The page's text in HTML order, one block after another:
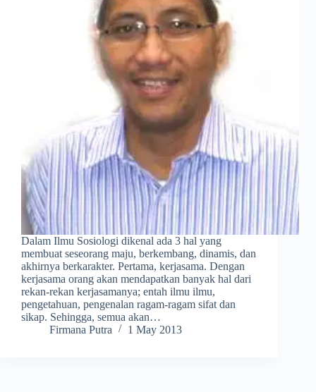
Dalam Ilmu Sosiologi dikenal ada 3 hal yang
membuat seseorang maju, berkembang, dinamis, dan
akhir­nya berkarakter. Pertama, kerjasama. Dengan
kerjasama orang akan mendapatkan banyak hal dari
rekan-rekan kerjasama­nya; entah ilmu ilmu,
pengetahuan, pengenalan ragam-ragam sifat dan
sikap. Sehingga, semua akan…
Firmana Putra
1 May 2013